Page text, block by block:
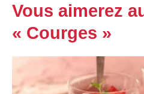
Vous aimerez
« Courges »